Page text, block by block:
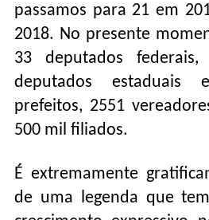
passamos para 21 em
2018. No presente
33 deputados
deputados estaduais
prefeitos, 2551
500 mil filiados.
É extremamente
de uma legenda que